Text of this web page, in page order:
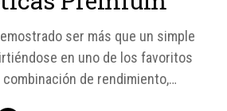
ser más que un simple
en uno de los favoritos
de rendimiento,